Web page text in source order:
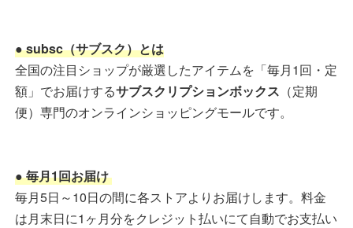
● subsc（サブスク）とは
全国の注目ショップが厳選したアイテムを「毎月1回・定
額」でお届けするサブスクリプションボックス （定期
便）専門のオンラインショッピングモールです。
● 毎月1回お届け
毎月5日～10日の間に各ストアよりお届けします。料金
は月末日に1ヶ月分をクレジット払いにて自動でお支払い